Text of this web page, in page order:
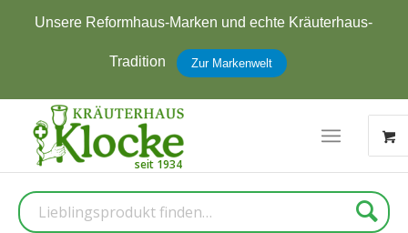
Unsere Reformhaus-Marken und echte Kräuterhaus-
Tradition Zur Markenwelt
Suche